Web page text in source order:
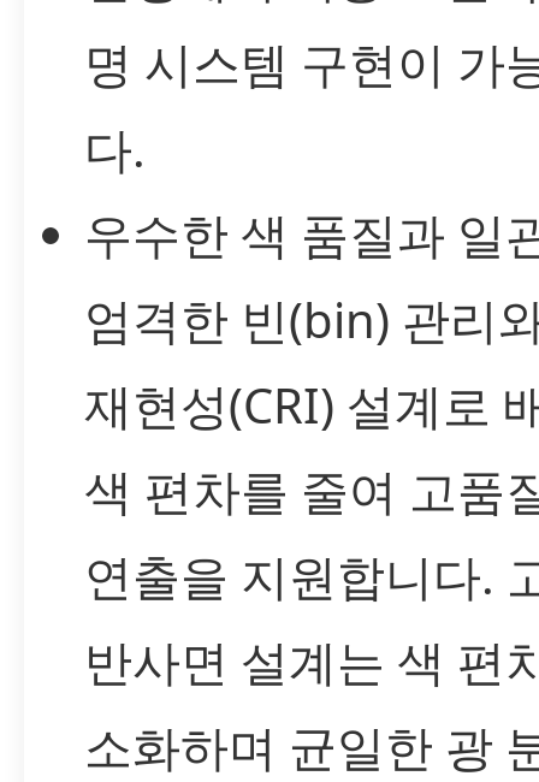
명 시스템 구현이 가
다.
우수한 색 품질과 일
엄격한 빈(bin) 관리
재현성(CRI) 설계로
색 편차를 줄여 고품
연출을 지원합니다.
반사면 설계는 색 편
소화하며 균일한 광